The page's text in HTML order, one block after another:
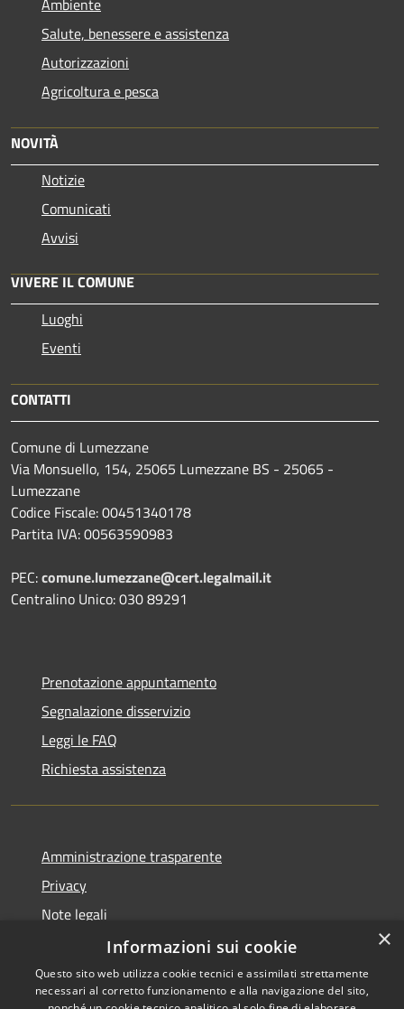
Ambiente
Salute, benessere e assistenza
Autorizzazioni
Agricoltura e pesca
NOVITÀ
Notizie
Comunicati
Avvisi
VIVERE IL COMUNE
Luoghi
Eventi
CONTATTI
Comune di Lumezzane
Via Monsuello, 154, 25065 Lumezzane BS - 25065 -
Lumezzane
Codice Fiscale: 00451340178
Partita IVA: 00563590983
PEC:comune.lumezzane@cert.legalmail.it
Centralino Unico: 030 89291
Prenotazione appuntamento
Segnalazione disservizio
Leggi le FAQ
Richiesta assistenza
Amministrazione trasparente
Privacy
Note legali
Dichiarazione di accessibilità
×
Informazioni sui cookie
Questo sito web utilizza cookie tecnici e assimilati strettamente
necessari al corretto funzionamento e alla navigazione del sito,